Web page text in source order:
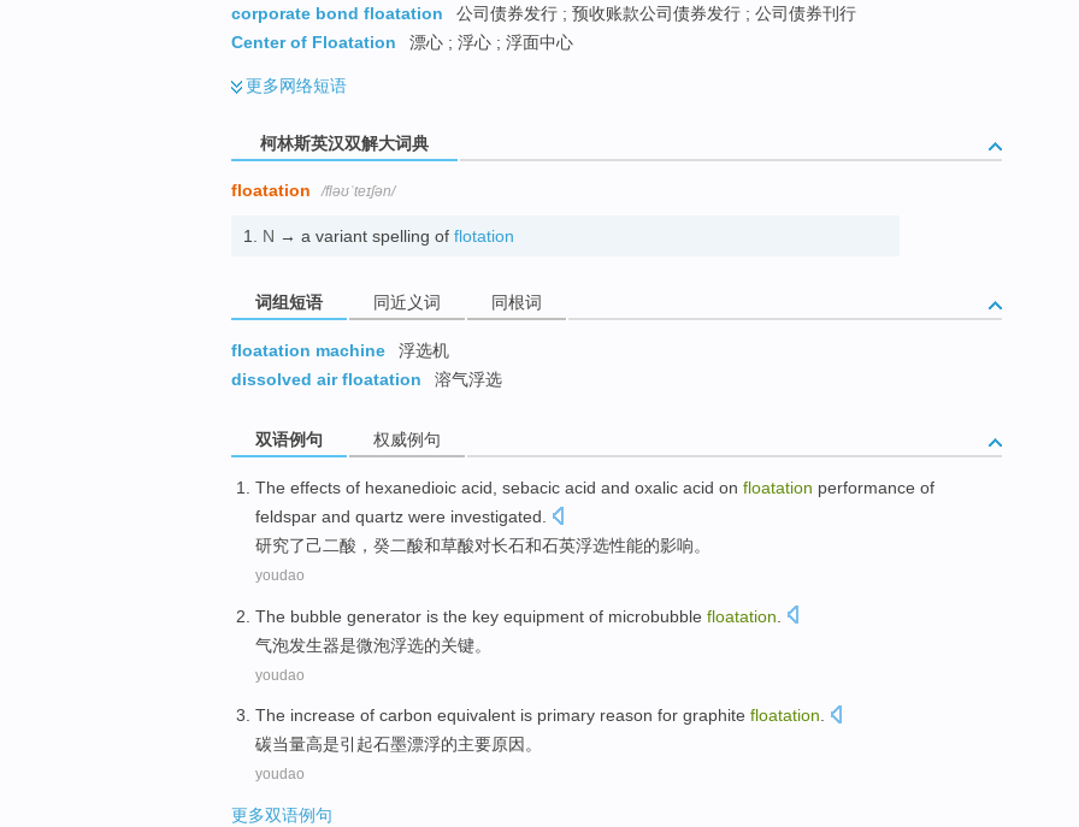
corporate bond floatation
公司债券发行 ; 预收账款公司债券发行 ; 公司债券刊行
Center of Floatation
漂心 ; 浮心 ; 浮面中心
更多网络短语
柯林斯英汉双解大词典
floatation /fləʊˈteɪʃən/
1. N → a variant spelling of flotation
词组短语 同近义词 同根词
floatation machine
浮选机
dissolved air floatation
溶气浮选
双语例句 权威例句
The effects of hexanedioic acid sebacic acid and oxalic acid on floatation performance of
feldspar and quartz were investigated
研究了己二酸 ， 癸二酸和草酸对长石和石英浮选性能的影响。
youdao
The bubble generator is the key equipment of microbubble floatation
气泡发生器是微泡浮选的关键。
youdao
The increase of carbon equivalent is primary reason for graphite floatation.
碳当量高是引起石墨漂浮的主要原因。
youdao
更多双语例句